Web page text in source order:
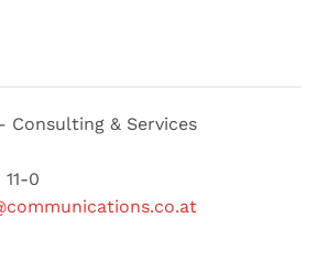
Consulting & Services
11-0